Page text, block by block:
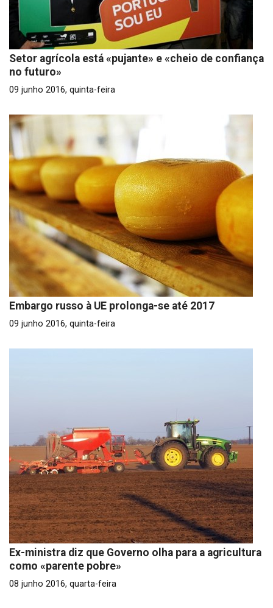
Setor agrícola está «pujante» e «cheio de confiança
no futuro»
09 junho 2016, quinta-feira
Embargo russo à UE prolonga-se até 2017
09 junho 2016, quinta-feira
Ex-ministra diz que Governo olha para a agricultura
como «parente pobre»
08 junho 2016, quarta-feira